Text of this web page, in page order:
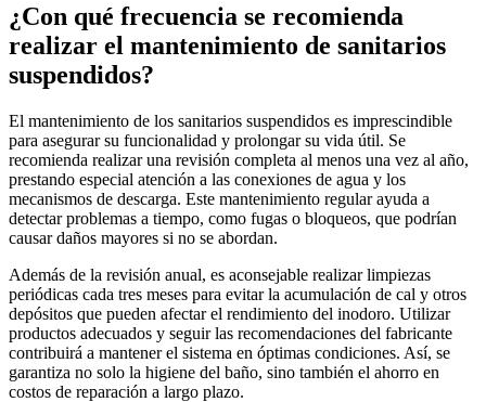
¿Con qué frecuencia se recomienda
realizar el mantenimiento de sanitarios
suspendidos?
El mantenimiento de los sanitarios suspendidos es imprescindible
para asegurar su funcionalidad y prolongar su vida útil. Se
recomienda realizar una revisión completa al menos una vez al año,
prestando especial atención a las conexiones de agua y los
mecanismos de descarga. Este mantenimiento regular ayuda a
detectar problemas a tiempo, como fugas o bloqueos, que podrían
causar daños mayores si no se abordan.
Además de la revisión anual, es aconsejable realizar limpiezas
periódicas cada tres meses para evitar la acumulación de cal y otros
depósitos que pueden afectar el rendimiento del inodoro. Utilizar
productos adecuados y seguir las recomendaciones del fabricante
contribuirá a mantener el sistema en óptimas condiciones. Así, se
garantiza no solo la higiene del baño, sino también el ahorro en
costos de reparación a largo plazo.